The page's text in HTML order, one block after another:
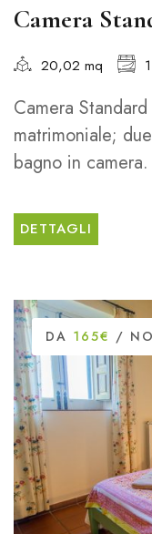
Camera
20,02 mq
Camera
matrimoniale;
bagno in camera.
DETTAGLI
DA 165€ /